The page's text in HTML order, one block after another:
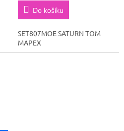
Do košíku
SET807MOE SATURN TOM
MAPEX